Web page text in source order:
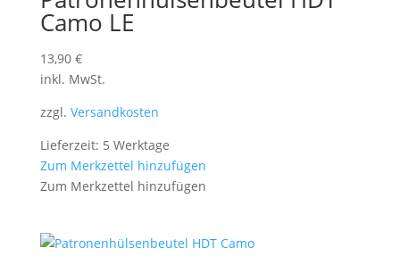
Camo LE
13,90 €
inkl. MwSt.
zzgl. Versandkosten
Lieferzeit: 5 Werktage
Zum Merkzettel hinzufügen
Zum Merkzettel hinzufügen